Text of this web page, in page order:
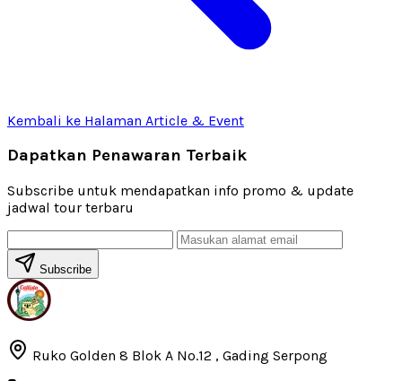
Kembali ke Halaman Article & Event
Dapatkan Penawaran Terbaik
Subscribe untuk mendapatkan info promo & update
jadwal tour terbaru
Subscribe
Ruko Golden 8 Blok A No.12 , Gading Serpong